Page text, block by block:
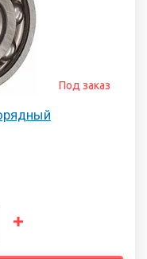
Под заказ